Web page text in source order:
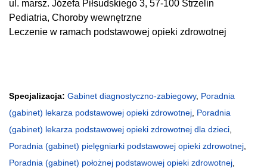
ul. marsz. Józefa Piłsudskiego 3, 57-100 Strzelin
Pediatria, Choroby wewnętrzne
Leczenie w ramach podstawowej opieki zdrowotnej
Specjalizacja: Gabinet diagnostyczno-zabiegowy, Poradnia
(gabinet) lekarza podstawowej opieki zdrowotnej Poradnia
(gabinet) lekarza podstawowej opieki zdrowotnej dla dzieci
Poradnia (gabinet) pielęgniarki podstawowej opieki zdrowotnej
Poradnia (gabinet) położnej podstawowej opieki zdrowotnej